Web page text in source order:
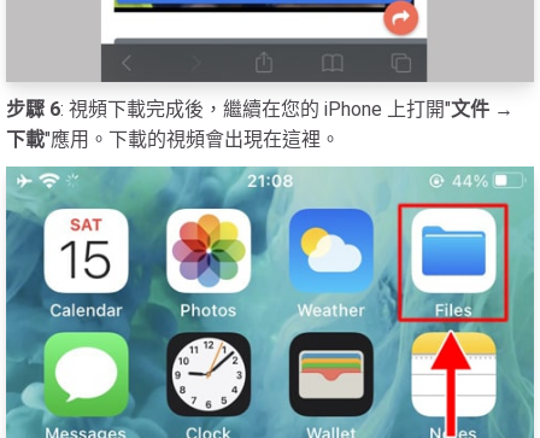
步驟 6: 視頻下載完成後，繼續在您的 iPhone 上打開"文件 →
下載"應用。下載的視頻會出現在這裡。